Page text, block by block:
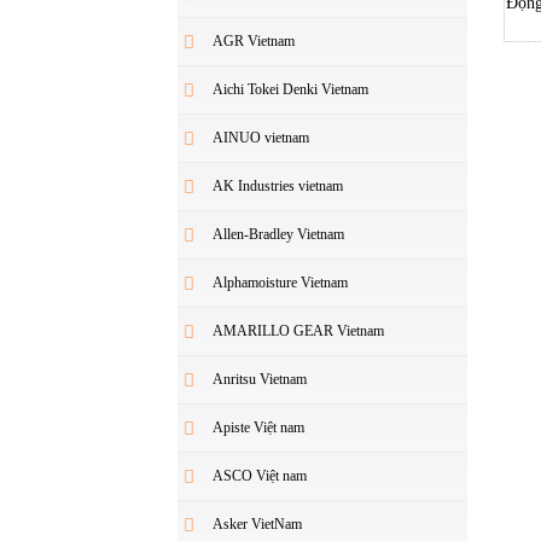
AGR Vietnam
Aichi Tokei Denki Vietnam
AINUO vietnam
AK Industries vietnam
Allen-Bradley Vietnam
Alphamoisture Vietnam
AMARILLO GEAR Vietnam
Anritsu Vietnam
Apiste Việt nam
ASCO Việt nam
Asker VietNam